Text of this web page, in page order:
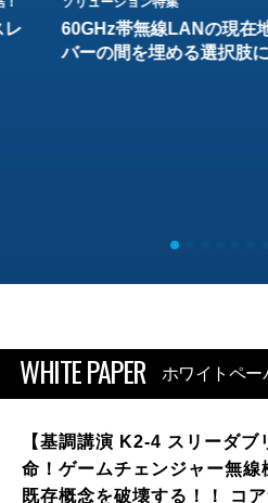
レ
60GHz帯無線LANの現
バーの間を埋める選択肢に
WHITE PAPER ホワイトペー
【基調講演 K2-4 スリーダ
命！ゲームチェンジャー無
既存概念を破壊する！！ コ